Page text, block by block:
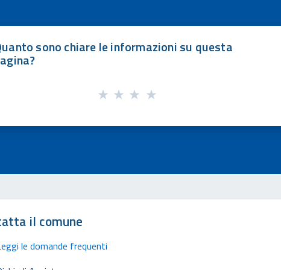
sono chiare le informazioni su questa
il comune
le domande frequenti